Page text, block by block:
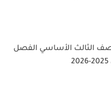
الثالث الأساسي الفصل